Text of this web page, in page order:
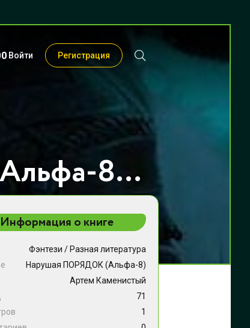
Войти Регистрация
Нарушая ПОРЯДОК (Альфа-8) - Артем Каменистый
Информация о книге
Фэнтези / Разная литература
Нарушая ПОРЯДОК (Альфа-8)
Артем Каменистый
71
1